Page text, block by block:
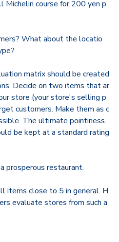
Michelin course for 200 yen p
What about the locatio
matrix should be created
Decide on two items that ar
store (your store's selling p
customers. Make them as c
The ultimate pointiness.
be kept at a standard rating
prosperous restaurant.
items close to 5 in general. H
evaluate stores from such a